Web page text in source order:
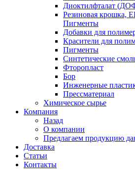
Диоктилфталат
Резиновая крошка,
Пигменты
Добавки для
Красители для
Пигменты
Синтетические
Фторопласт
Бор
Инженерные
Прессматериал
Химическое сырье
Компания
Назад
О компании
Предлагаем продукцию
Доставка
Статьи
Контакты